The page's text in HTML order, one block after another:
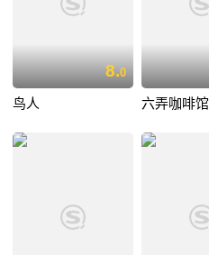
8.0
鸟人 六弄咖啡馆